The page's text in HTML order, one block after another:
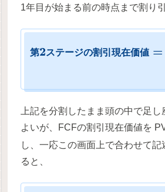
1年目が始まる前の時点まで割り
第2ステージの割引現在価値 =
上記を分割したまま頭の中で足
よいが、FCFの割引現在価値を
し、一応この画面上で合わせて記
ると、